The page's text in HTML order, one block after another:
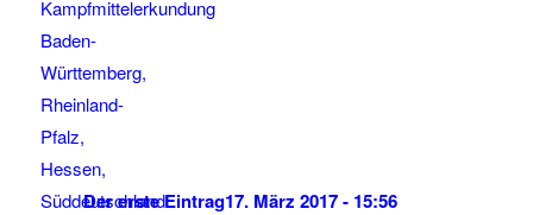
Der erste Eintrag17. März 2017 - 15:56